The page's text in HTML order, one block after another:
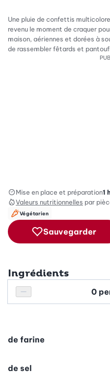
Une pluie de confettis
revenu le moment de craquer
maison, aériennes et dorées à
de rassembler fêtards et
Mise en place et préparation1
Valeurs nutritionnelles par
Végétarien
Sauvegarder
Ingrédients
Réduire le nombre de
Personnes
de farine
de sel